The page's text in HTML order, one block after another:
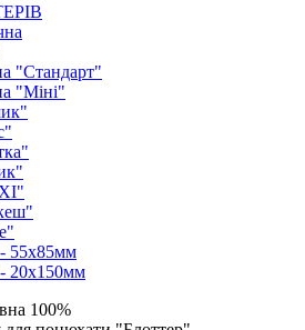
"Стандарт"
"Міні"
55х85мм
20х150мм